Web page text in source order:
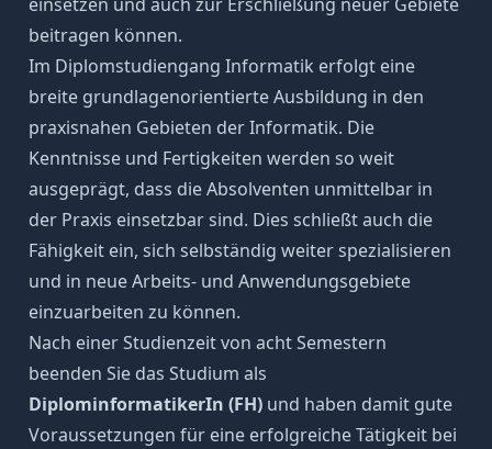
beitragen können.
Im Diplomstudiengang Informatik erfolgt eine
breite grundlagenorientierte Ausbildung in den
praxisnahen Gebieten der Informatik. Die
Kenntnisse und Fertigkeiten werden so weit
ausgeprägt, dass die Absolventen unmittelbar in
der Praxis einsetzbar sind. Dies schließt auch die
Fähigkeit ein, sich selbständig weiter spezialisieren
und in neue Arbeits- und Anwendungsgebiete
einzuarbeiten zu können.
Nach einer Studienzeit von acht Semestern
beenden Sie das Studium als
DiplominformatikerIn (FH)und haben damit gute
Voraussetzungen für eine erfolgreiche Tätigkeit bei